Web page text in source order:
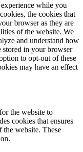
while you
the cookies that
browser as they are
of the website. We
and understand how
stored in your browser
to opt-out of these
may have an effect
the website to
cookies that ensures
the website. These